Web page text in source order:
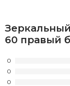
60 правый
0
0
0